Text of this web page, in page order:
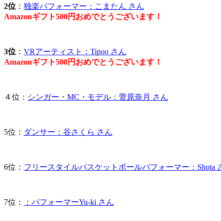
2位 ： 独楽パフォーマー：こまたん さん
Amazonギフト500円おめでとうございます！
3位 ： VRアーティスト：Tipoo さん
Amazonギフト500円おめでとうございます！
４位： シンガー・MC・モデル：菅原奈月 さん
5位： ダンサー：谷さくら さん
6位： フリースタイルバスケットボールパフォーマー：Shota
7位： ：パフォーマーYu-ki さん